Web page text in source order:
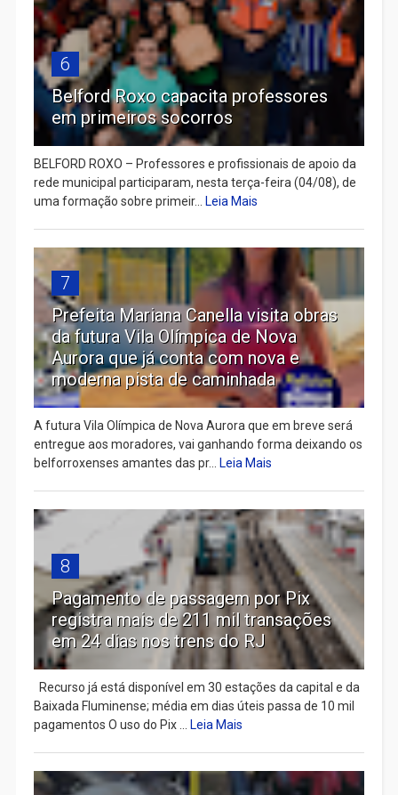
6
Belford Roxo capacita professores
em primeiros socorros
BELFORD ROXO – Professores e profissionais de apoio da
rede municipal participaram, nesta terça-feira (04/08), de
uma formação sobre primeir... Leia Mais
7
Prefeita Mariana Canella visita obras
da futura Vila Olímpica de Nova
Aurora que já conta com nova e
moderna pista de caminhada
A futura Vila Olímpica de Nova Aurora que em breve será
entregue aos moradores, vai ganhando forma deixando os
belforroxenses amantes das pr... Leia Mais
8
Pagamento de passagem por Pix
registra mais de 211 mil transações
em 24 dias nos trens do RJ
Recurso já está disponível em 30 estações da capital e da
Baixada Fluminense; média em dias úteis passa de 10 mil
pagamentos O uso do Pix ... Leia Mais